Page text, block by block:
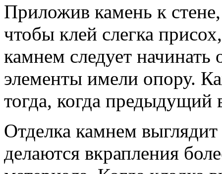
Приложив камень к
чтобы клей слегка
камнем следует начинать
элементы имели опору.
тогда, когда предыдущий
Отделка камнем
делаются вкрапления